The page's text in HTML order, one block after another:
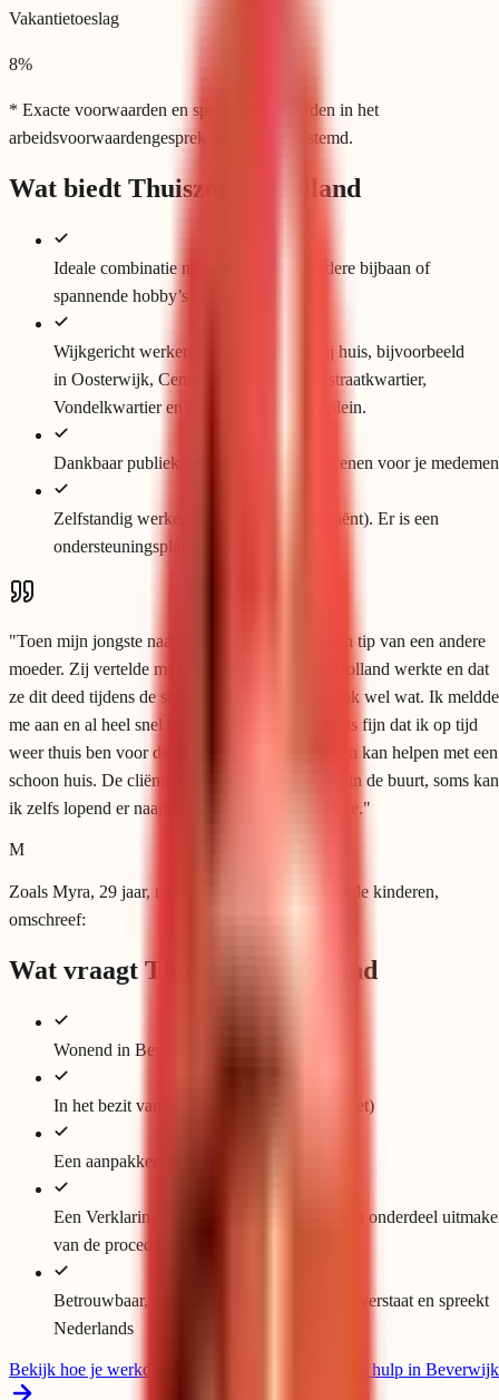
Vakantietoeslag
8%
* Exacte voorwaarden en specificaties worden in het
arbeidsvoorwaardengesprek definitief afgestemd.
Wat biedt ThuiszorgInHolland
Ideale combinatie met studie, gezin, andere bijbaan of
spannende hobby’s
Wijkgericht werken, dus lekker dicht bij huis, bijvoorbeeld
in Oosterwijk, Centrum, Breesaap, Zeestraatkwartier,
Vondelkwartier en rondom het Kuenenplein.
Dankbaar publiek: je kunt echt iets betekenen voor je
Zelfstandig werken (in overleg met de cliënt). Er is een
ondersteuningsplan
"Toen mijn jongste naar school ging kreeg ik een tip van een andere
moeder. Zij vertelde me dat ze bij ThuiszorgInHolland werkte en dat
ze dit deed tijdens de schooluren. Dit leek mij ook wel wat. Ik meldde
me aan en al heel snel was ik aan het werk. Het is fijn dat ik op tijd
weer thuis ben voor de kinderen en dat ik mensen kan helpen met een
schoon huis. De cliënten wonen allemaal bij me in de buurt, soms kan
ik zelfs lopend er naartoe. Ik ben echt blij hiermee."
M
Zoals Myra, 29 jaar, moeder van drie schoolgaande kinderen,
omschreef:
Wat vraagt ThuiszorgInHolland
Wonend in Beverwijk
In het bezit van een smartphone (met internet)
Een aanpakker die initiatief neemt
Een Verklaring Omtrent Gedrag (VOG) kan onderdeel
van de procedure
Betrouwbaar, respectvol, behulpzaam en je verstaat en spreekt
Nederlands
Bekijk hoe je werkdag eruit ziet als Huishoudelijke hulp in Beverwijk